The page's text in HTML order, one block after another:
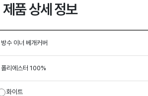
제품 상세 정보
방수 이너 베개커버
폴리에스터 100%
화이트